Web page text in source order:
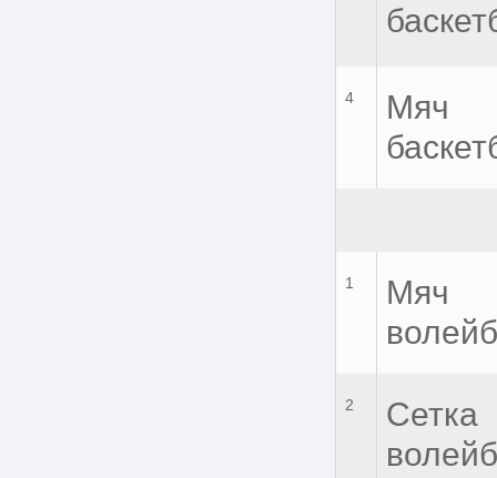
4
Мяч
1
Мяч
2
Сетка